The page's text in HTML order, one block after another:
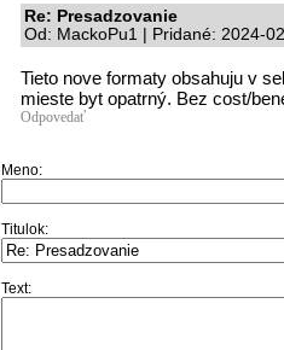
Re: Presadzovanie
Od: MackoPu1 | Pridané: 2024-
Tieto nove formaty obsahuju v
mieste byt opatrný. Bez cost/
Odpovedať
Meno:
Titulok:
Text: